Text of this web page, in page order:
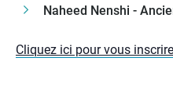
Naheed Nenshi -
Cliquez ici pour vous